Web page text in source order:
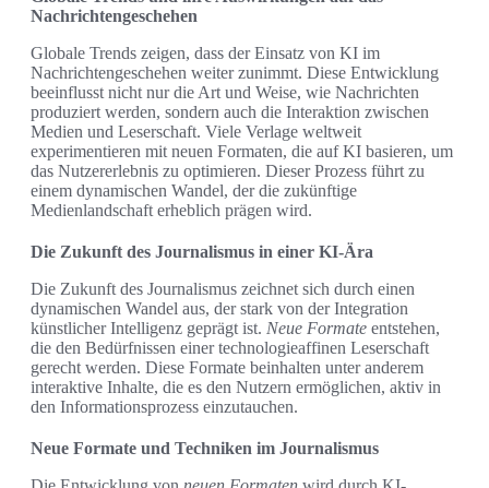
Nachrichtengeschehen
Globale Trends zeigen, dass der Einsatz von KI im
Nachrichtengeschehen weiter zunimmt. Diese Entwicklung
beeinflusst nicht nur die Art und Weise, wie Nachrichten
produziert werden, sondern auch die Interaktion zwischen
Medien und Leserschaft. Viele Verlage weltweit
experimentieren mit neuen Formaten, die auf KI basieren, um
das Nutzererlebnis zu optimieren. Dieser Prozess führt zu
einem dynamischen Wandel, der die zukünftige
Medienlandschaft erheblich prägen wird.
Die Zukunft des Journalismus in einer KI-Ära
Die Zukunft des Journalismus zeichnet sich durch einen
dynamischen Wandel aus, der stark von der Integration
künstlicher Intelligenz geprägt ist. Neue Formate entstehen,
die den Bedürfnissen einer technologieaffinen Leserschaft
gerecht werden. Diese Formate beinhalten unter anderem
interaktive Inhalte, die es den Nutzern ermöglichen, aktiv in
den Informationsprozess einzutauchen.
Neue Formate und Techniken im Journalismus